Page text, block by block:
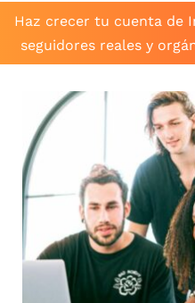
Haz crecer tu cuenta de
seguidores reales y